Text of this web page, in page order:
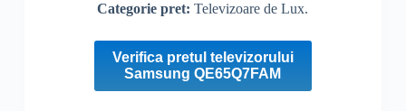
Categorie pret:Televizoare de Lux.
Verifica pretul televizorului
Samsung QE65Q7FAM